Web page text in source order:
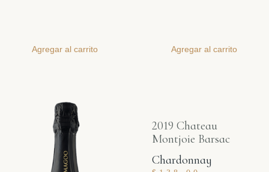
Agregar al carrito Agregar al carrito
2019 Chateau
Montjoie Barsac
Chardonnay